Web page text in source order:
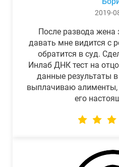
2019-
После развода жена
давать мне видится с
обратится в суд.
Инлаб ДНК тест на
данные результаты
выплачиваю алименты,
его